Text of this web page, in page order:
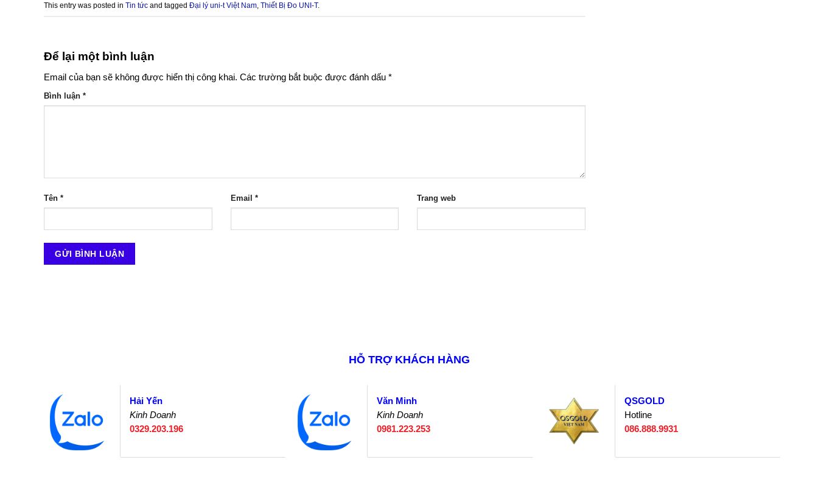
This entry was posted in Tin tức and tagged Đại lý uni-t Việt Nam, Thiết Bị Đo UNI-T.
Để lại một bình luận
Email của bạn sẽ không được hiển thị công khai. Các trường bắt buộc được đánh dấu *
Bình luận *
Tên * Email * Trang web
HỖ TRỢ KHÁCH HÀNG
Hải Yến
Kinh Doanh
0329.203.196
Văn Minh
Kinh Doanh
0981.223.253
QSGOLD
Hotline
086.888.9931